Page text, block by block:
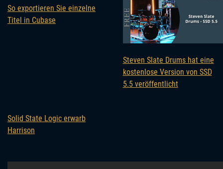
So exportieren Sie einzelne
Titel in Cubase
Steven Slate Drums hat eine
kostenlose Version von SSD
5.5 veröffentlicht
Solid State Logic erwarb
Harrison